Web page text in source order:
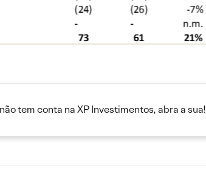
tem conta na XP Investimentos, abra a sua!